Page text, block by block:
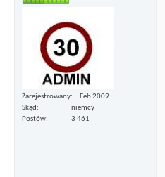
Zarejestrowany
Feb 2009
Skąd
niemcy
Postów
3 461